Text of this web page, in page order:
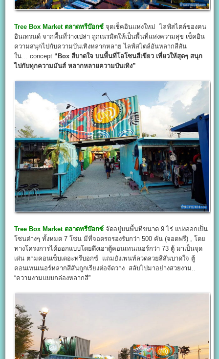
Tree Box Market ตลาดทรีบ๊อกซ์ จุดเช็คอินแห่งใหม่ ไลฟ์สไตล์ของคน
อินเทรนด์ จากพื้นที่ว่างเปล่า ถูกเนรมิตให้เป็นพื้นที่แห่งความสุข เช็คอิน
ความสนุกไปกับความบันเทิงหลากหลาย ไลฟ์สไตล์อันหลากสีสัน
ใน… concept “Box สีบาดใจ บนพื้นที่โอโซนสีเขียว เที่ยวให้สุดๆ สนุก
ไปกับทุกความมันส์ หลากหลายความบันเทิง”
Tree Box Market ตลาดทรีบ๊อกซ์ จัดอยู่บนพื้นที่ขนาด 9 ไร่ แบ่งออกเป็น
โซนต่างๆ ทั้งหมด 7 โซน มีที่จอดรถรองรับกว่า 500 คัน (จอดฟรี) , โดย
ทางโครงการได้ออกแบบโดยดึงเอาตู้คอนเทนเนอร์กว่า 73 ตู้ มาเป็นจุด
เด่น ตามคอนเซ็บเดอะทรีบอกซ์ แถมยังเพนท์ลวดลวยสีสันบาดใจ ตู้
คอนเทนเนอร์หลากสีสันถูกเรียงต่อจัดวาง สลับไปมาอย่างสวยงาม..
“ความงามแบบกล่องหลากสี”